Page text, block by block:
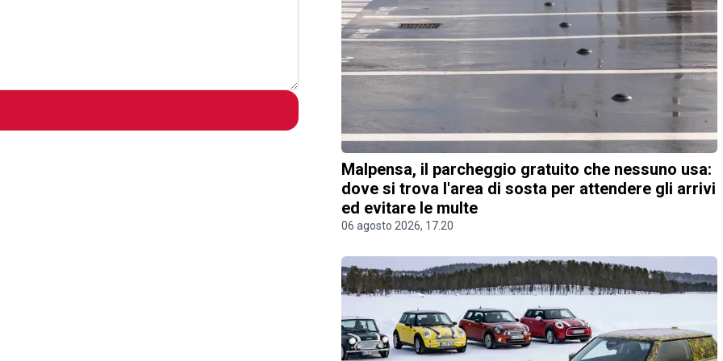
Malpensa, il parcheggio gratuito che nessuno usa:
dove si trova l'area di sosta per attendere gli arrivi
ed evitare le multe
06 agosto 2026, 17.20